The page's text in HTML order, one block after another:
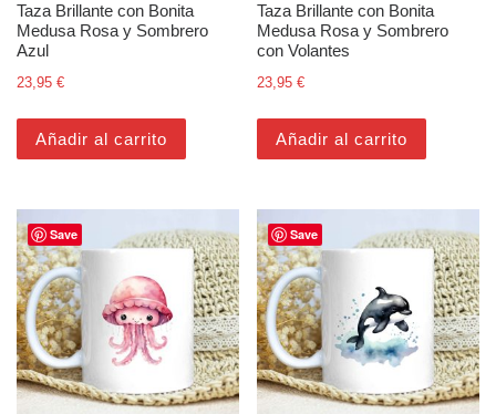
Taza Brillante con Bonita
Medusa Rosa y Sombrero
Azul
23,95 €
Añadir al carrito
Taza Brillante con Bonita
Medusa Rosa y Sombrero
con Volantes
23,95€
Añadir al carrito
Save Save